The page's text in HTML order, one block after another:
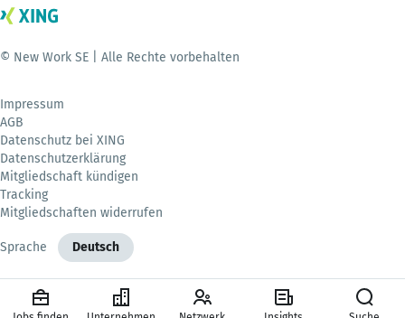
© New Work SE | Alle Rechte vorbehalten
Impressum
AGB
Datenschutz bei XING
Datenschutzerklärung
Mitgliedschaft kündigen
Tracking
Mitgliedschaften widerrufen
Sprache Deutsch